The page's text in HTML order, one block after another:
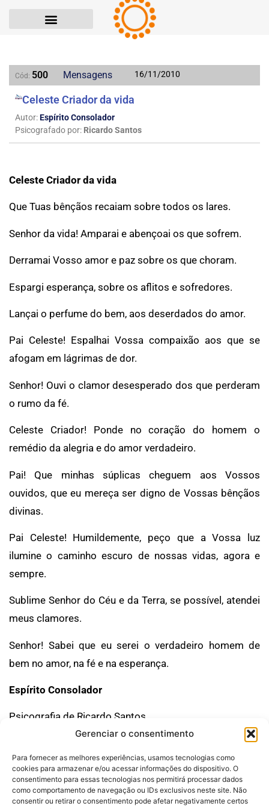
Gerenciar o consentimento
Para fornecer as melhores experiências, usamos tecnologias como
cookies para armazenar e/ou acessar informações do dispositivo. O
consentimento para essas tecnologias nos permitirá processar dados
como comportamento de navegação ou IDs exclusivos neste site. Não
consentir ou retirar o consentimento pode afetar negativamente certos
Cód: 500 Mensagens 16/11/2010
Celeste Criador da vida
Autor:Espírito Consolador
Psicografado por: Ricardo Santos
Celeste Criador da vida
Que Tuas bênçãos recaiam sobre todos os lares.
Senhor da vida! Amparai e abençoai os que sofrem.
Derramai Vosso amor e paz sobre os que choram.
Espargi esperança, sobre os aflitos e sofredores.
Lançai o perfume do bem, aos deserdados do amor.
Pai Celeste! Espalhai Vossa compaixão aos que se
afogam em lágrimas de dor.
Senhor! Ouvi o clamor desesperado dos que perderam
o rumo da fé.
Celeste Criador! Ponde no coração do homem o
remédio da alegria e do amor verdadeiro.
Pai! Que minhas súplicas cheguem aos Vossos
ouvidos, que eu mereça ser digno de Vossas bênçãos
divinas.
Pai Celeste! Humildemente, peço que a Vossa luz
ilumine o caminho escuro de nossas vidas, agora e
sempre.
Sublime Senhor do Céu e da Terra, se possível, atendei
meus clamores.
Senhor! Sabei que eu serei o verdadeiro homem de
bem no amor, na fé e na esperança.
Espírito Consolador
Psicografia de Ricardo Santos.